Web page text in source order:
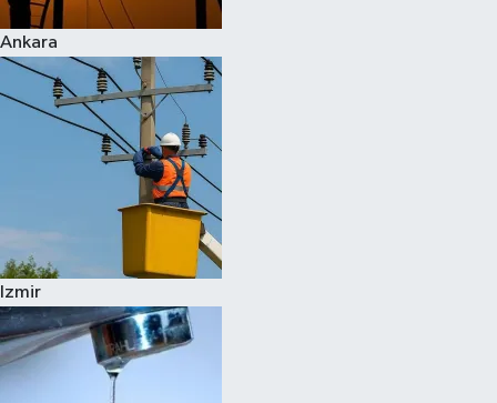
Ankara
Izmir